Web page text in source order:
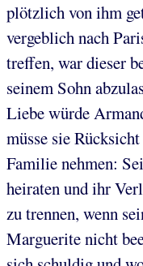
plötzlich von ihm
vergeblich nach
treffen, war dieser
seinem Sohn
Liebe würde
müsse sie
Familie nehmen:
heiraten und ihr
zu trennen, wenn
Marguerite nicht